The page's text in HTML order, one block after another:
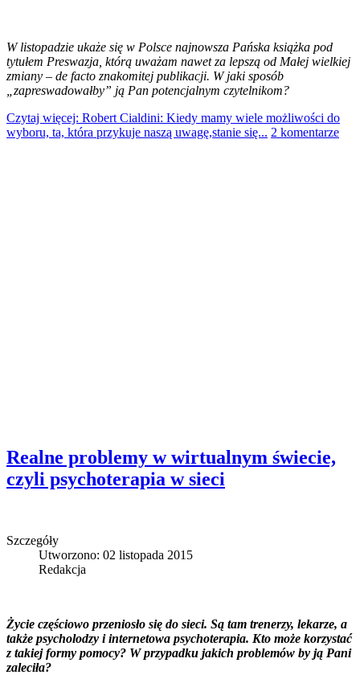
W listopadzie ukaże się w Polsce najnowsza Pańska książka pod
tytułem Preswazja, którą uważam nawet za lepszą od Małej wielkiej
zmiany – de facto znakomitej publikacji. W jaki sposób
„zapreswadowałby” ją Pan potencjalnym czytelnikom?
Czytaj więcej: Robert Cialdini: Kiedy mamy wiele możliwości do
wyboru, ta, która przykuje naszą uwagę,stanie się... 2 komentarze
Realne problemy w wirtualnym świecie,
czyli psychoterapia w sieci
Szczegóły
Utworzono: 02 listopada 2015
Redakcja
Życie częściowo przeniosło się do sieci. Są tam trenerzy, lekarze, a
także psycholodzy i internetowa psychoterapia. Kto może korzystać
z takiej formy pomocy? W przypadku jakich problemów by ją Pani
zaleciła?